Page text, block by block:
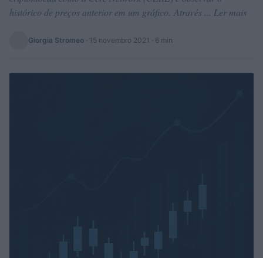
histórico de preços anterior em um gráfico. Através ... Ler mais
Giorgia Stromeo · 15 novembro 2021 · 6 min